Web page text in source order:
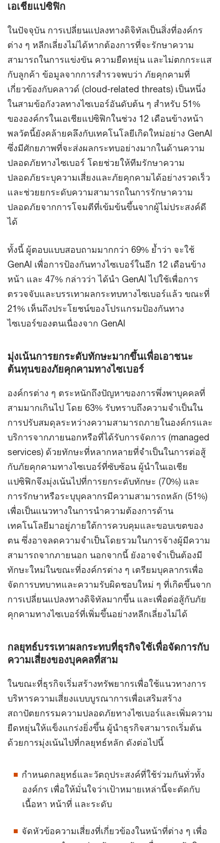
เอเชียแปซิฟิก
ในปัจจุบัน การเปลี่ยนแปลงทางดิจิทัลเป็นสิ่งที่องค์กร
ต่าง ๆ หลีกเลี่ยงไม่ได้หากต้องการที่จะรักษาความ
สามารถในการแข่งขัน ความยืดหยุ่น และไม่ตกกระแส
กับลูกค้า ข้อมูลจากการสำรวจพบว่า ภัยคุกคามที่
เกี่ยวข้องกับคลาวด์ (cloud-related threats) เป็นหนึ่ง
ในสามข้อกังวลทางไซเบอร์อันดับต้น ๆ สำหรับ 51%
ขององค์กรในเอเชียแปซิฟิกในช่วง 12 เดือนข้างหน้า
พลวัตนี้ยังคล้ายคลึงกับเทคโนโลยีเกิดใหม่อย่าง GenAI
ซึ่งมีศักยภาพที่จะส่งผลกระทบอย่างมากในด้านความ
ปลอดภัยทางไซเบอร์ โดยช่วยให้ทีมรักษาความ
ปลอดภัยระบุความเสี่ยงและภัยคุกคามได้อย่างรวดเร็ว
และช่วยยกระดับความสามารถในการรักษาความ
ปลอดภัยจากการโจมตีที่เข้มข้นขึ้นจากผู้ไม่ประสงค์ดี
ได้
ทั้งนี้ ผู้ตอบแบบสอบถามมากกว่า 69% ย้ำว่า จะใช้
GenAI เพื่อการป้องกันทางไซเบอร์ในอีก 12 เดือนข้าง
หน้า และ 47% กล่าวว่า ได้นำ GenAI ไปใช้เพื่อการ
ตรวจจับและบรรเทาผลกระทบทางไซเบอร์แล้ว ขณะที่
21% เห็นถึงประโยชน์ของโปรแกรมป้องกันทาง
ไซเบอร์ของตนเนื่องจาก GenAI
มุ่งเน้นการยกระดับทักษะมากขึ้นเพื่อเอาชนะ
ต้นทุนของภัยคุกคามทางไซเบอร์
องค์กรต่าง ๆ ตระหนักถึงปัญหาของการพึ่งพาบุคคลที่
สามมากเกินไป โดย 63% รับทราบถึงความจำเป็นใน
การปรับสมดุลระหว่างความสามารถภายในองค์กรและ
บริการจากภายนอกหรือที่ได้รับการจัดการ (managed
services) ด้วยทักษะที่หลากหลายที่จำเป็นในการต่อสู้
กับภัยคุกคามทางไซเบอร์ที่ซับซ้อน ผู้นำในเอเชีย
แปซิฟิกจึงมุ่งเน้นไปที่การยกระดับทักษะ (70%) และ
การรักษาหรือระบุบุคลากรมีความสามารถหลัก (51%)
เพื่อเป็นแนวทางในการนำความต้องการด้าน
เทคโนโลยีมาอยู่ภายใต้การควบคุมและขอบเขตของ
ตน ซึ่งอาจลดความจำเป็นโดยรวมในการจ้างผู้มีความ
สามารถจากภายนอก นอกจากนี้ ยังอาจจำเป็นต้องมี
ทักษะใหม่ในขณะที่องค์กรต่าง ๆ เตรียมบุคลากรเพื่อ
จัดการบทบาทและความรับผิดชอบใหม่ ๆ ที่เกิดขึ้นจาก
การเปลี่ยนแปลงทางดิจิทัลมากขึ้น และเพื่อต่อสู้กับภัย
คุกคามทางไซเบอร์ที่เพิ่มขึ้นอย่างหลีกเลี่ยงไม่ได้
กลยุทธ์บรรเทาผลกระทบที่ธุรกิจใช้เพื่อจัดการกับ
ความเสี่ยงของบุคคลที่สาม
ในขณะที่ธุรกิจเริ่มสร้างทรัพยากรเพื่อใช้แนวทางการ
บริหารความเสี่ยงแบบบูรณาการเพื่อเสริมสร้าง
สถาปัตยกรรมความปลอดภัยทางไซเบอร์และเพิ่มความ
ยืดหยุ่นให้แข็งแกร่งยิ่งขึ้น ผู้นำธุรกิจสามารถเริ่มต้น
ด้วยการมุ่งเน้นไปที่กลยุทธ์หลัก ดังต่อไปนี้
กำหนดกลยุทธ์และวัตถุประสงค์ที่ใช้ร่วมกันทั่วทั้ง
องค์กร เพื่อให้มั่นใจว่าเป้าหมายเหล่านี้จะตัดกับ
เนื้อหา หน้าที่ และระดับ
จัดหัวข้อความเสี่ยงที่เกี่ยวข้องในหน้าที่ต่าง ๆ เพื่อ